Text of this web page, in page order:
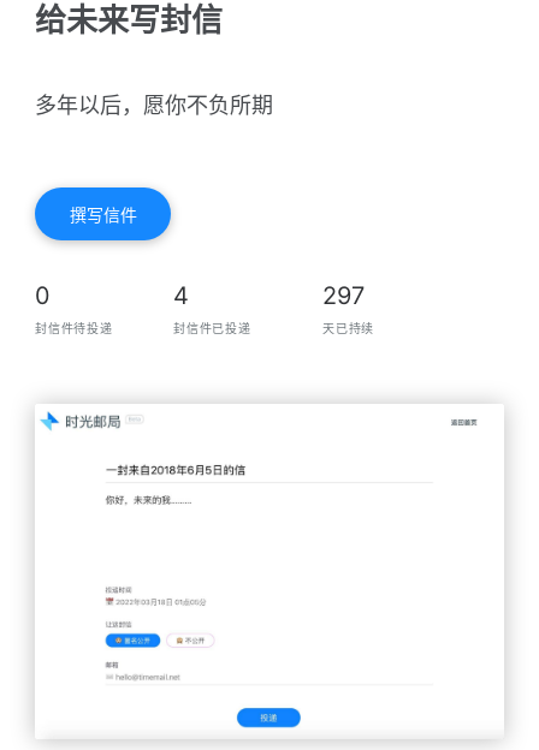
给未来写封信
多年以后，愿你不负所期
撰写信件
0
封信件待投递
4
封信件已投递
297
天已持续